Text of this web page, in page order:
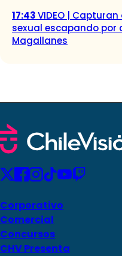
17:43VIDEO |
sexual escapando por
Magallanes
Corporativo
Comercial
Concursos
CHV Presenta